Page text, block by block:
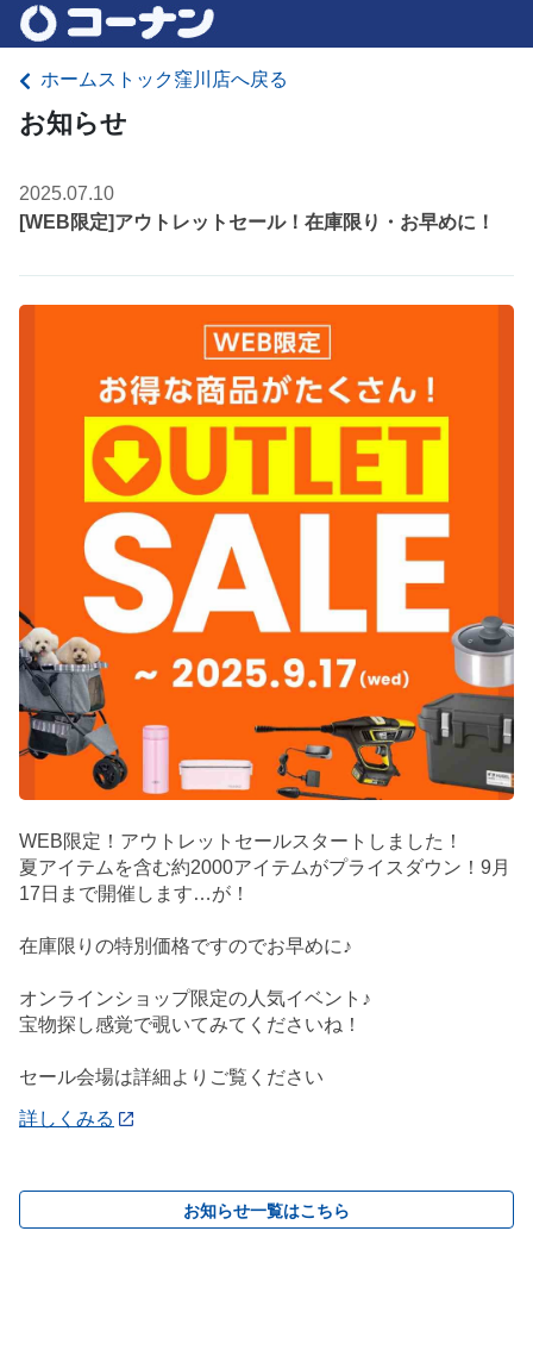
ホームストック窪川店へ戻る
お知らせ
2025.07.10
[WEB限定]アウトレットセール！在庫限り・お早めに！
WEB限定！アウトレットセールスタートしました！
夏アイテムを含む約2000アイテムがプライスダウン！9月
17日まで開催します…が！
在庫限りの特別価格ですのでお早めに♪
オンラインショップ限定の人気イベント♪
宝物探し感覚で覗いてみてくださいね！
セール会場は詳細よりご覧ください
詳しくみる
お知らせ一覧はこちら